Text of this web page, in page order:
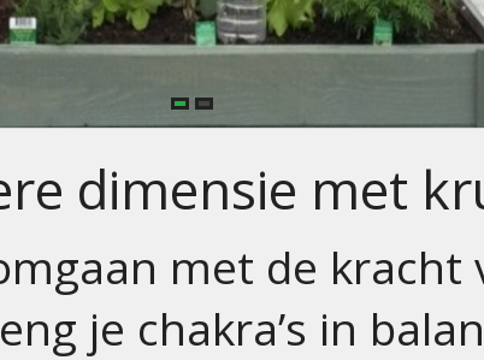
dimensie met
met de kracht
je chakra’s in